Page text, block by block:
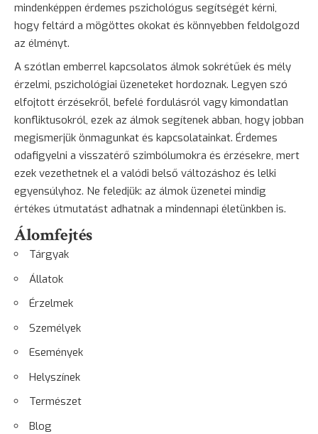
mindenképpen érdemes pszichológus segítségét kérni,
hogy feltárd a mögöttes okokat és könnyebben feldolgozd
az élményt.
A szótlan emberrel kapcsolatos álmok sokrétűek és mély
érzelmi, pszichológiai üzeneteket hordoznak. Legyen szó
elfojtott érzésekről, befelé fordulásról vagy kimondatlan
konfliktusokról, ezek az álmok segítenek abban, hogy jobban
megismerjük önmagunkat és kapcsolatainkat. Érdemes
odafigyelni a visszatérő szimbólumokra és érzésekre, mert
ezek vezethetnek el a valódi belső változáshoz és lelki
egyensúlyhoz. Ne feledjük: az álmok üzenetei mindig
értékes útmutatást adhatnak a mindennapi életünkben is.
Álomfejtés
Tárgyak
Állatok
Érzelmek
Személyek
Események
Helyszínek
Természet
Blog